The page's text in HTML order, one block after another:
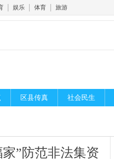
娱乐 体育 旅游
区县传真 社会民生
”防范非法集资